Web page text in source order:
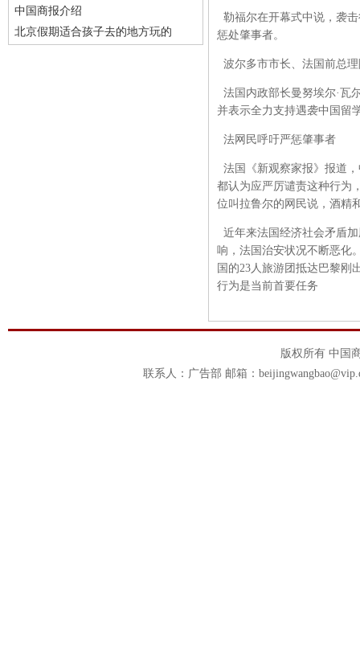
中国商报介绍
北京假期适合孩子去的地方玩的
勒福尔在开幕式中说，袭
惩处肇事者。
波尔多市市长、法国前总
法国内政部长曼努埃尔·瓦
并表示全力支持遇袭中国留
法网民呼吁严惩肇事者
法国《新观察家报》报道
都认为应严厉谴责这种行为
位叫拉鲁尔的网民说，酒精
近年来法国经济社会矛盾
响，法国治安状况不断恶化
国的23人旅游团抵达巴黎刚
行为是当前首要任务
版权所有 中国
联系人：广告部 邮箱：